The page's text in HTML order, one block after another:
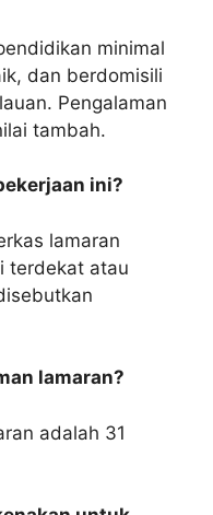
minimal
dan berdomisili
Pengalaman
tambah.
ini?
lamaran
terdekat atau
lamaran?
adalah 31